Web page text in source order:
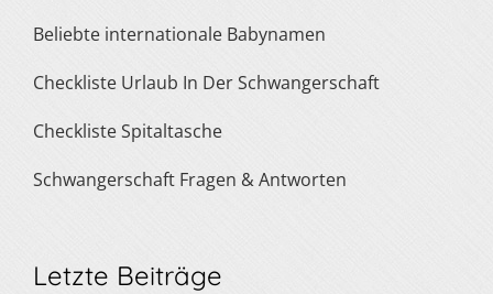
Beliebte internationale Babynamen
Checkliste Urlaub In Der Schwangerschaft
Checkliste Spitaltasche
Schwangerschaft Fragen & Antworten
Letzte Beiträge